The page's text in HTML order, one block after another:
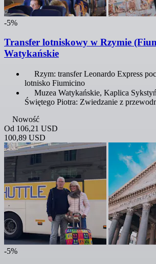
-5%
Transfer lotniskowy w Rzymie
Watykańskie
Rzym: transfer Leonardo Express
lotnisko Fiumicino
Muzea Watykańskie, Kaplica
Świętego Piotra: Zwiedzanie z
Nowość
Od 106,21 USD
100,89 USD
-5%